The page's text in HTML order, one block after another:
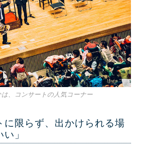
、コンサートの人気コーナー
に限らず、出かけられる場
」